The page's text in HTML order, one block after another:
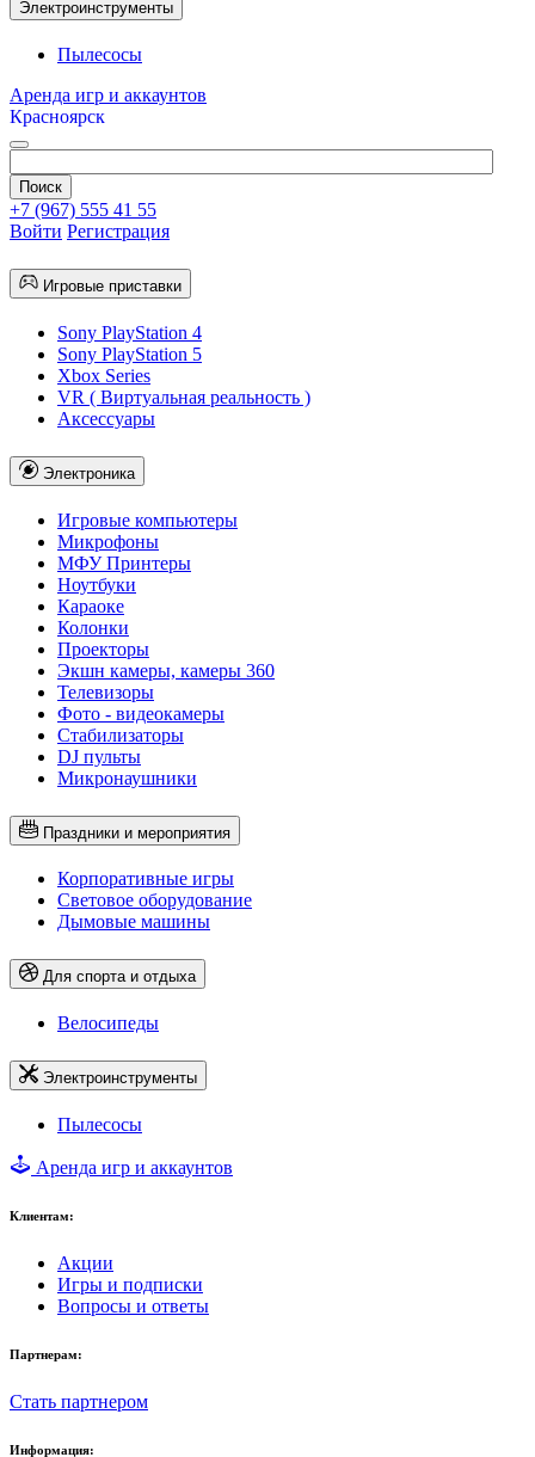
Электроинструменты
Пылесосы
Аренда игр и аккаунтов
Красноярск
+7 (967) 555 41 55
Войти Регистрация
Игровые приставки
Sony PlayStation 4
Sony PlayStation 5
Xbox Series
VR ( Виртуальная реальность )
Аксессуары
Электроника
Игровые компьютеры
Микрофоны
МФУ Принтеры
Ноутбуки
Караоке
Колонки
Проекторы
Экшн камеры, камеры 360
Телевизоры
Фото - видеокамеры
Стабилизаторы
DJ пульты
Микронаушники
Праздники и мероприятия
Корпоративные игры
Световое оборудование
Дымовые машины
Для спорта и отдыха
Велосипеды
Электроинструменты
Пылесосы
Аренда игр и аккаунтов
Клиентам:
Акции
Игры и подписки
Вопросы и ответы
Партнерам:
Стать партнером
Информация: